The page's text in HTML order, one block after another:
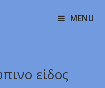
MENU
είδος